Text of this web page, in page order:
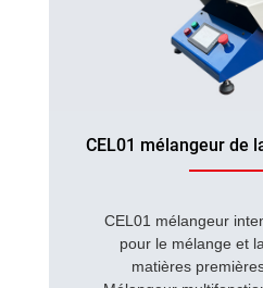
CEL01 mélangeur de
CEL01 mélangeur
pour le mélange et
matières